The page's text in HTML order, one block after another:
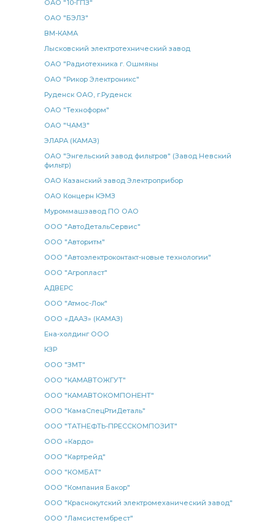
ЕВРО желтый
ЕВРО желтый L- 7.5 метра
приемный к ТКР ТКР КАМАЗ
ОАО "10-ГПЗ"
ОАО "БЭЛЗ"
ВМ-КАМА
Лысковский электротехнический завод
ОАО "Радиотехника г. Ошмяны
ОАО "Рикор Электроникс"
Руденск ОАО, г.Руденск
ОАО "Техноформ"
ОАО "ЧАМЗ"
ЭЛАРА (КАМАЗ)
ОАО "Энгельский завод фильтров" (Завод Невский
фильтр)
ОАО Казанский завод Электроприбор
ОАО Концерн КЭМЗ
Муроммашзавод ПО ОАО
ООО "АвтоДетальСервис"
ООО "Авторитм"
ООО "Автоэлектроконтакт-новые технологии"
ООО "Агропласт"
АДВЕРС
ООО "Атмос-Лок"
ООО «ДААЗ» (КАМАЗ)
Ена-холдинг ООО
КЗР
ООО "ЗМТ"
ООО "КАМАВТОЖГУТ"
ООО "КАМАВТОКОМПОНЕНТ"
ООО "КамаСпецРтиДеталь"
ООО "ТАТНЕФТЬ-ПРЕССКОМПОЗИТ"
ООО «Кардо»
ООО "Картрейд"
ООО "КОМБАТ"
ООО "Компания Бакор"
ООО "Краснокутский электромеханический завод"
ООО "Ламсистембрест"